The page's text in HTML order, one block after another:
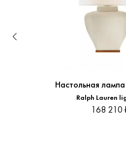
Настольная
Ralph Lauren
168 210